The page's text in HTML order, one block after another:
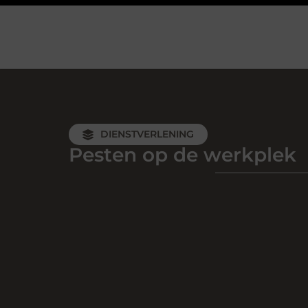
DIENSTVERLENING
Pesten op de werkplek